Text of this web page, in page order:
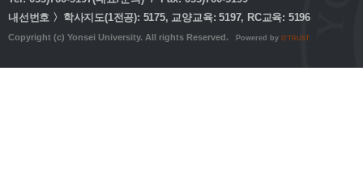
내선번호 〉학사지도(1전공): 5175, 교양교육: 5197, RC교육: 5196
Copyright (c) Yonsei University. All rights Reserved. Powered by D'TRUST